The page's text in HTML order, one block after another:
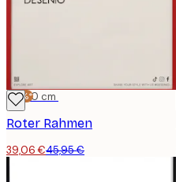
-15%*
50x70 cm
Roter Rahmen
39,06 €45,95 €